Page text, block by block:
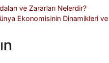
ve Zararları Nelerdir?
Ekonomisinin Dinamikleri